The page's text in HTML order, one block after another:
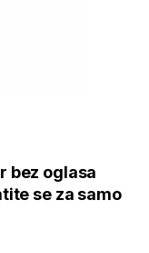
bez oglasa
se za samo